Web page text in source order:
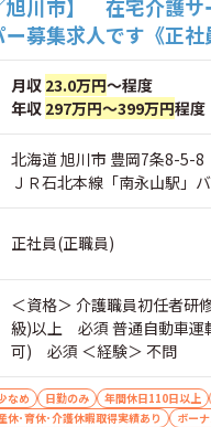
旭川市】 在宅介護
募集求人です《正社
月収 23.0万円～程度
年収 297万円～399万円程度
北海道 旭川市 豊岡7条8-5-8
ＪＲ石北本線「南永山駅」
正社員(正職員)
＜資格＞ 介護職員初任者研
級)以上 必須 普通自動車運
可) 必須 ＜経験＞ 不問
なめ 日勤のみ 年間休日110日以上
休･育休･介護休暇取得実績あり
ボー